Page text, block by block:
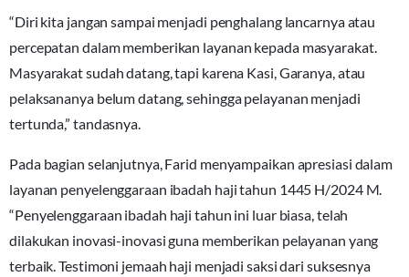
“Diri kita jangan sampai menjadi penghalang lancarnya atau
percepatan dalam memberikan layanan kepada masyarakat.
Masyarakat sudah datang, tapi karena Kasi, Garanya, atau
pelaksananya belum datang, sehingga pelayanan menjadi
tertunda,” tandasnya.
Pada bagian selanjutnya, Farid menyampaikan apresiasi dalam
layanan penyelenggaraan ibadah haji tahun 1445 H/2024 M.
“Penyelenggaraan ibadah haji tahun ini luar biasa, telah
dilakukan inovasi-inovasi guna memberikan pelayanan yang
terbaik. Testimoni jemaah haji menjadi saksi dari suksesnya